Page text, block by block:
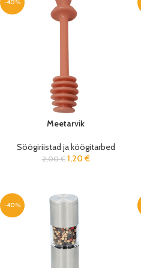
-40%
Meetarvik
Söögiriistad ja köögitarbed
2,00€ 1,20 €
-40%